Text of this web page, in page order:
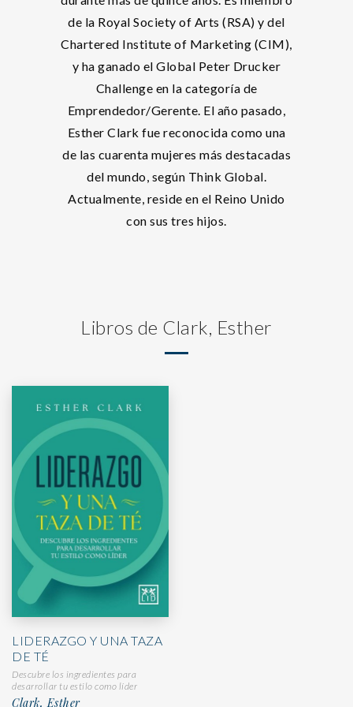
de la Royal Society of Arts (RSA) y del
Chartered Institute of Marketing (CIM),
y ha ganado el Global Peter Drucker
Challenge en la categoría de
Emprendedor/Gerente. El año pasado,
Esther Clark fue reconocida como una
de las cuarenta mujeres más destacadas
del mundo, según Think Global.
Actualmente, reside en el Reino Unido
con sus tres hijos.
Libros de Clark, Esther
LIDERAZGO Y UNA TAZA
DE TÉ
Descubre los ingredientes para
desarrollar tu estilo como líder
Clark, Esther